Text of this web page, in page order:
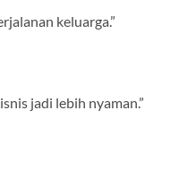
keluarga.”
jadi lebih nyaman.”